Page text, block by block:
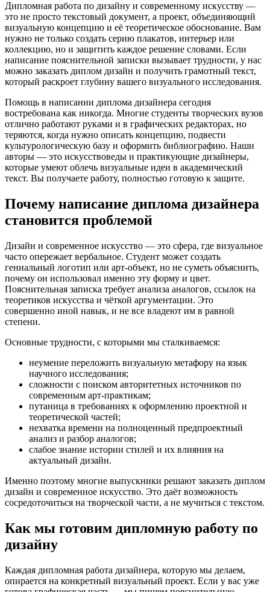
Дипломная работа по дизайну и современному искусству —
это не просто текстовый документ, а проект, объединяющий
визуальную концепцию и её теоретическое обоснование. Вам
нужно не только создать серию плакатов, интерьер или
коллекцию, но и защитить каждое решение словами. Если
написание пояснительной записки вызывает трудности, у нас
можно заказать диплом дизайн и получить грамотный текст,
который раскроет глубину вашего визуального исследования.
Помощь в написании диплома дизайнера сегодня
востребована как никогда. Многие студенты творческих вузов
отлично работают руками и в графических редакторах, но
теряются, когда нужно описать концепцию, подвести
культурологическую базу и оформить библиографию. Наши
авторы — это искусствоведы и практикующие дизайнеры,
которые умеют облечь визуальные идеи в академический
текст. Вы получаете работу, полностью готовую к защите.
Почему написание диплома дизайнера
становится проблемой
Дизайн и современное искусство — это сфера, где визуальное
часто опережает вербальное. Студент может создать
гениальный логотип или арт-объект, но не суметь объяснить,
почему он использовал именно эту форму и цвет.
Пояснительная записка требует анализа аналогов, ссылок на
теоретиков искусства и чёткой аргументации. Это
совершенно иной навык, и не все владеют им в равной
степени.
Основные трудности, с которыми мы сталкиваемся:
неумение переложить визуальную метафору на язык
научного исследования;
сложности с поиском авторитетных источников по
современным арт-практикам;
путаница в требованиях к оформлению проектной и
теоретической частей;
нехватка времени на полноценный предпроектный
анализ и разбор аналогов;
слабое знание истории стилей и их влияния на
актуальный дизайн.
Именно поэтому многие выпускники решают заказать диплом
дизайн и современное искусство. Это даёт возможность
сосредоточиться на творческой части, а не мучиться с текстом.
Как мы готовим дипломную работу по
дизайну
Каждая дипломная работа дизайнера, которую мы делаем,
опирается на конкретный визуальный проект. Если у вас уже